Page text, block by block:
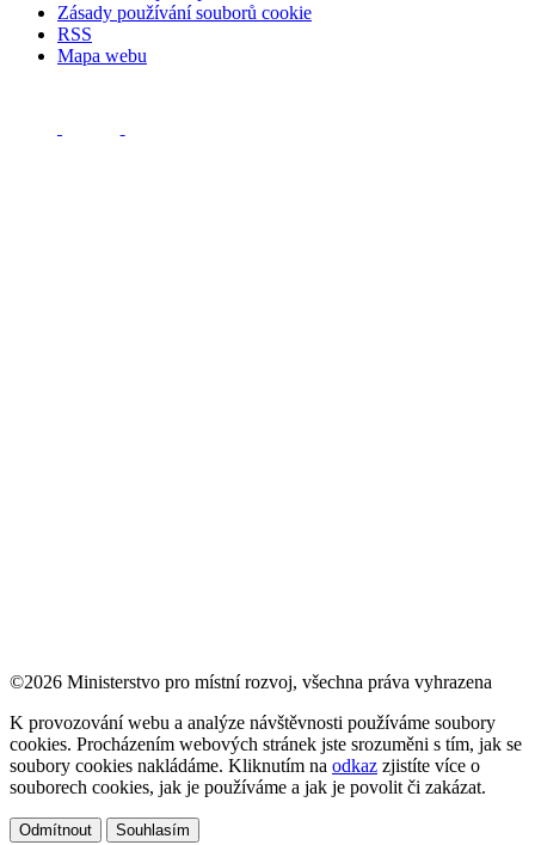
Zásady používání souborů cookie
RSS
Mapa webu
©2026 Ministerstvo pro místní rozvoj, všechna práva vyhrazena
K provozování webu a analýze návštěvnosti používáme soubory
cookies. Procházením webových stránek jste srozuměni s tím, jak se
soubory cookies nakládáme. Kliknutím na odkaz zjistíte více o
souborech cookies, jak je používáme a jak je povolit či zakázat.
Odmítnout Souhlasím